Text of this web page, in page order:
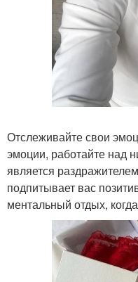
Отслеживайте свои
эмоции, работайте над
является
подпитывает вас
ментальный отдых,